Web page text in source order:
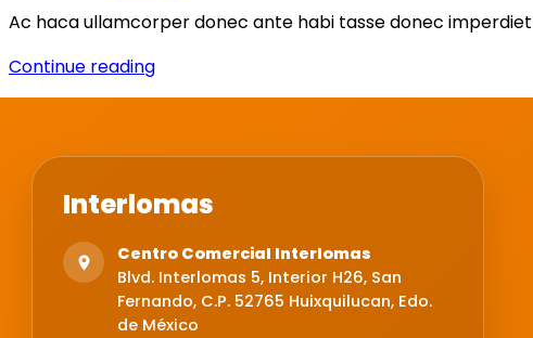
Ac haca ullamcorper donec ante habi tasse donec
Continue reading
Interlomas
Centro Comercial Interlomas
Blvd. Interlomas 5, Interior H26, San
Fernando, C.P. 52765 Huixquilucan, Edo.
de México